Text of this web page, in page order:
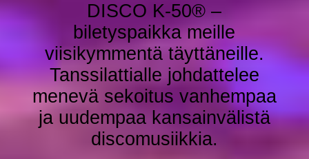
DISCO K-50® –
biletyspaikka meille
viisikymmentä täyttäneille.
Tanssilattialle johdattelee
menevä sekoitus vanhempaa
ja uudempaa kansainvälistä
discomusiikkia.